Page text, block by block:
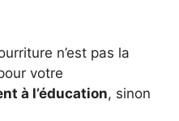
n’est pas la
votre
à l’éducation, sinon